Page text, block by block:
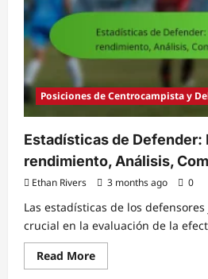
Posiciones de Centrocampista y
Estadísticas de Defender:
rendimiento, Análisis,
Ethan Rivers 3 months ago 0
Las estadísticas de los
crucial en la evaluación de la
Read MoreRead
more